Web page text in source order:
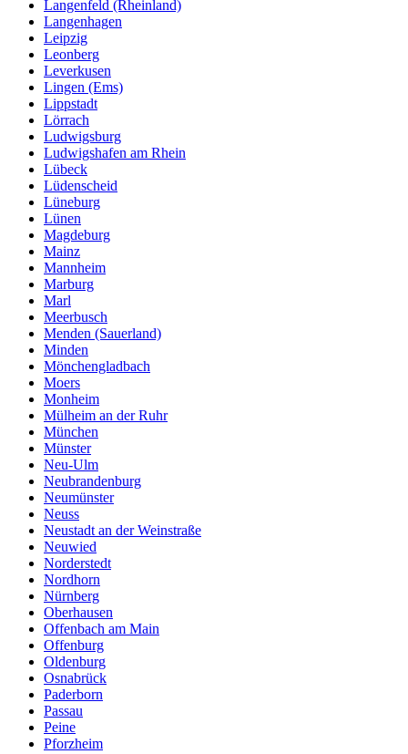
Langenfeld (Rheinland)
Langenhagen
Leipzig
Leonberg
Leverkusen
Lingen (Ems)
Lippstadt
Lörrach
Ludwigsburg
Ludwigshafen am Rhein
Lübeck
Lüdenscheid
Lüneburg
Lünen
Magdeburg
Mainz
Mannheim
Marburg
Marl
Meerbusch
Menden (Sauerland)
Minden
Mönchengladbach
Moers
Monheim
Mülheim an der Ruhr
München
Münster
Neu-Ulm
Neubrandenburg
Neumünster
Neuss
Neustadt an der Weinstraße
Neuwied
Norderstedt
Nordhorn
Nürnberg
Oberhausen
Offenbach am Main
Offenburg
Oldenburg
Osnabrück
Paderborn
Passau
Peine
Pforzheim